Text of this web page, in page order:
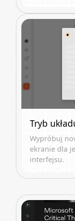
Tryb
Wypróbuj
ekranie dla
interfejsu.